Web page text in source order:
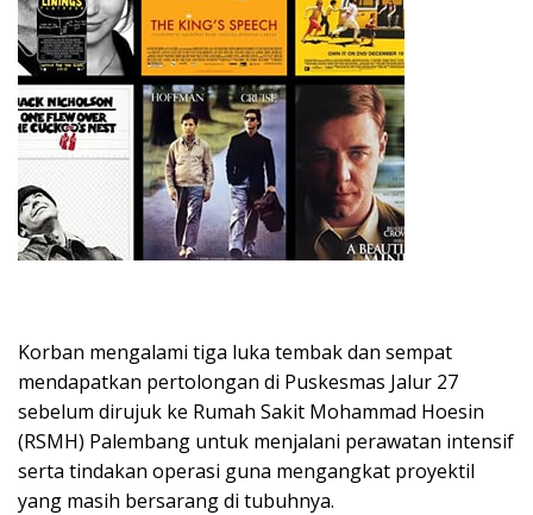
Korban mengalami tiga luka tembak dan sempat
mendapatkan pertolongan di Puskesmas Jalur 27
sebelum dirujuk ke Rumah Sakit Mohammad Hoesin
(RSMH) Palembang untuk menjalani perawatan intensif
serta tindakan operasi guna mengangkat proyektil
yang masih bersarang di tubuhnya.